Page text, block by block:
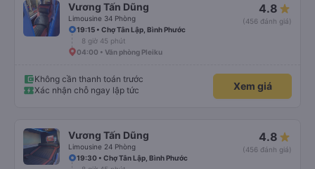
Vương Tấn Dũng
Limousine 34 Phòng
4.8
(456 đánh giá)
19:15 • Chợ Tân Lập, Bình Phước
8 giờ 45 phút
04:00 • Văn phòng Pleiku
Không cần thanh toán trước
Xác nhận chỗ ngay lập tức
Xem giá
Vương Tấn Dũng
Limousine 24 Phòng
4.8
(456 đánh giá)
19:30 • Chợ Tân Lập, Bình Phước